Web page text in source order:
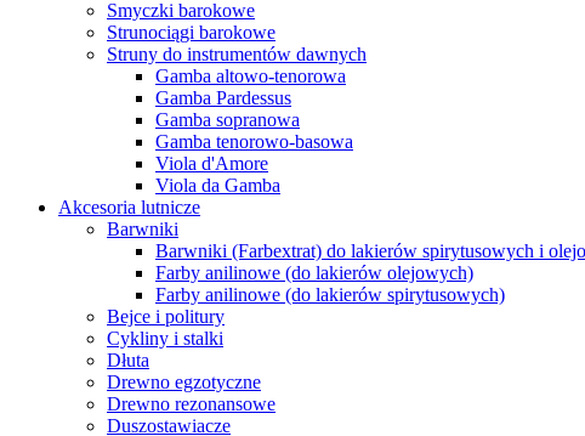
Smyczki barokowe
Strunociągi barokowe
Struny do instrumentów dawnych
Gamba altowo-tenorowa
Gamba Pardessus
Gamba sopranowa
Gamba tenorowo-basowa
Viola d'Amore
Viola da Gamba
Akcesoria lutnicze
Barwniki
Barwniki (Farbextrat) do lakierów spirytusowych i
Farby anilinowe (do lakierów olejowych)
Farby anilinowe (do lakierów spirytusowych)
Bejce i politury
Cykliny i stalki
Dłuta
Drewno egzotyczne
Drewno rezonansowe
Duszostawiacze